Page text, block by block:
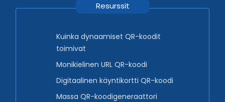
Resurssit
Kuinka dynaamiset QR-koodit
toimivat
Monikielinen URL QR-koodi
Digitaalinen käyntikortti QR-koodi
Massa QR-koodigeneraattori